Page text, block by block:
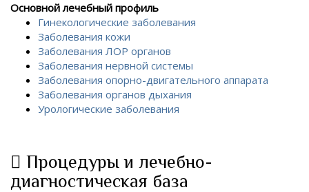
Основной лечебный профиль
Гинекологические заболевания
Заболевания кожи
Заболевания ЛОР органов
Заболевания нервной системы
Заболевания опорно-двигательного аппарата
Заболевания органов дыхания
Урологические заболевания
Процедуры и лечебно-
диагностическая база